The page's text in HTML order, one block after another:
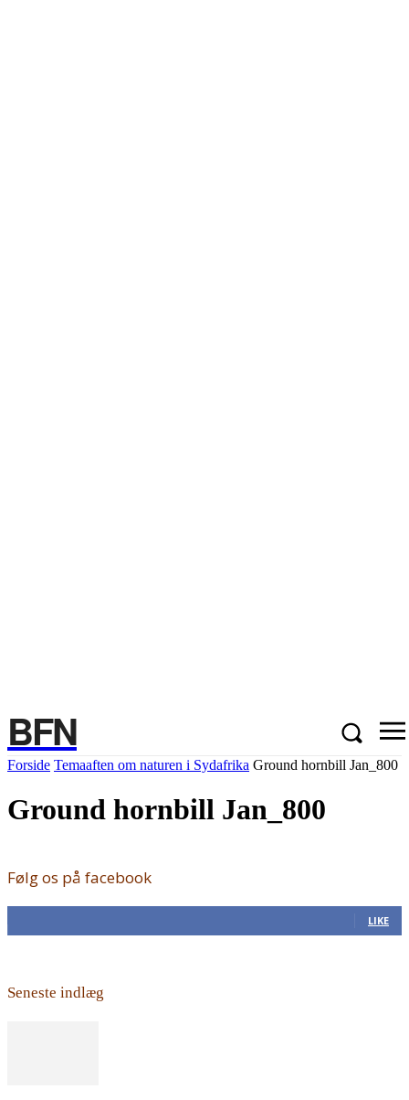
BFN
Forside Temaaften om naturen i Sydafrika Ground hornbill Jan_800
Ground hornbill Jan_800
Følg os på facebook
LIKE
Seneste indlæg